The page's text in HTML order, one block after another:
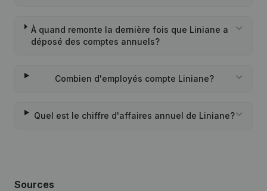
À quand remonte la dernière fois que Liniane a
déposé des comptes annuels?
Combien d'employés compte Liniane?
Quel est le chiffre d'affaires annuel de Liniane?
Sources